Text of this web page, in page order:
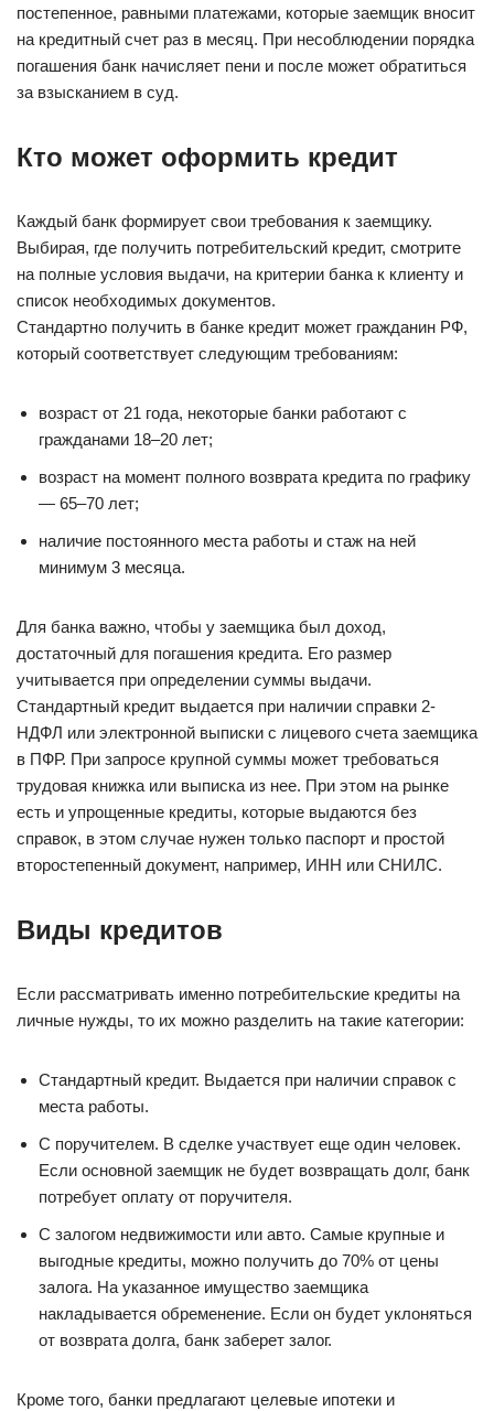
постепенное, равными платежами, которые заемщик вносит
на кредитный счет раз в месяц. При несоблюдении порядка
погашения банк начисляет пени и после может обратиться
за взысканием в суд.
Кто может оформить кредит
Каждый банк формирует свои требования к заемщику.
Выбирая, где получить потребительский кредит, смотрите
на полные условия выдачи, на критерии банка к клиенту и
список необходимых документов.
Стандартно получить в банке кредит может гражданин РФ,
который соответствует следующим требованиям:
возраст от 21 года, некоторые банки работают с
гражданами 18–20 лет;
возраст на момент полного возврата кредита по графику
— 65–70 лет;
наличие постоянного места работы и стаж на ней
минимум 3 месяца.
Для банка важно, чтобы у заемщика был доход,
достаточный для погашения кредита. Его размер
учитывается при определении суммы выдачи.
Стандартный кредит выдается при наличии справки 2-
НДФЛ или электронной выписки с лицевого счета заемщика
в ПФР. При запросе крупной суммы может требоваться
трудовая книжка или выписка из нее. При этом на рынке
есть и упрощенные кредиты, которые выдаются без
справок, в этом случае нужен только паспорт и простой
второстепенный документ, например, ИНН или СНИЛС.
Виды кредитов
Если рассматривать именно потребительские кредиты на
личные нужды, то их можно разделить на такие категории:
Стандартный кредит. Выдается при наличии справок с
места работы.
С поручителем. В сделке участвует еще один человек.
Если основной заемщик не будет возвращать долг, банк
потребует оплату от поручителя.
С залогом недвижимости или авто. Самые крупные и
выгодные кредиты, можно получить до 70% от цены
залога. На указанное имущество заемщика
накладывается обременение. Если он будет уклоняться
от возврата долга, банк заберет залог.
Кроме того, банки предлагают целевые ипотеки и